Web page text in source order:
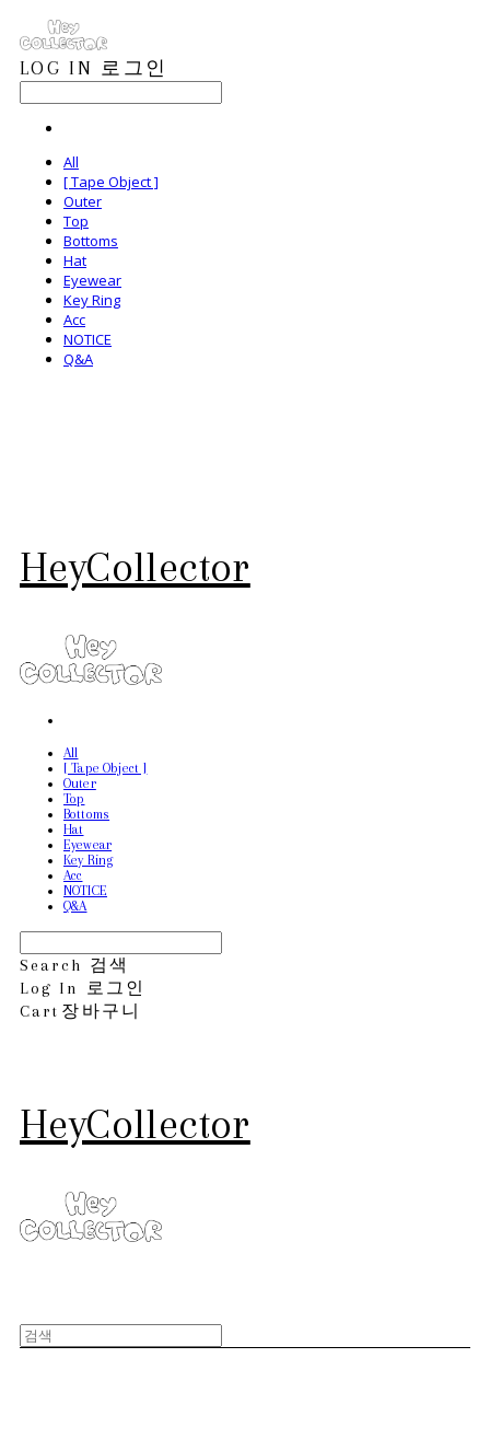
LOG IN 로그인
All
[ Tape Object ]
Outer
Top
Bottoms
Hat
Eyewear
Key Ring
Acc
NOTICE
Q&A
HeyCollector
All
[ Tape Object ]
Outer
Top
Bottoms
Hat
Eyewear
Key Ring
Acc
NOTICE
Q&A
Search 검색
Log In
로그인
Cart 장바구니
HeyCollector